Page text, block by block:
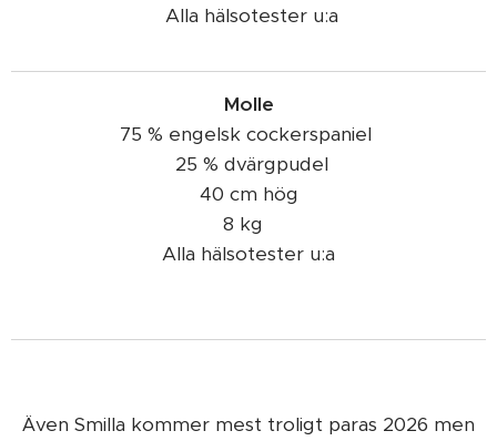
Alla hälsotester u:a
Molle
75 % engelsk cockerspaniel
25 % dvärgpudel
40 cm hög
8 kg
Alla hälsotester u:a
Även Smilla kommer mest troligt paras 2026 men